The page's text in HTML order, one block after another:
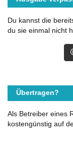
Du kannst die
du sie einmal nicht
Übertragen?
Als Betreiber eines
kostengünstig auf